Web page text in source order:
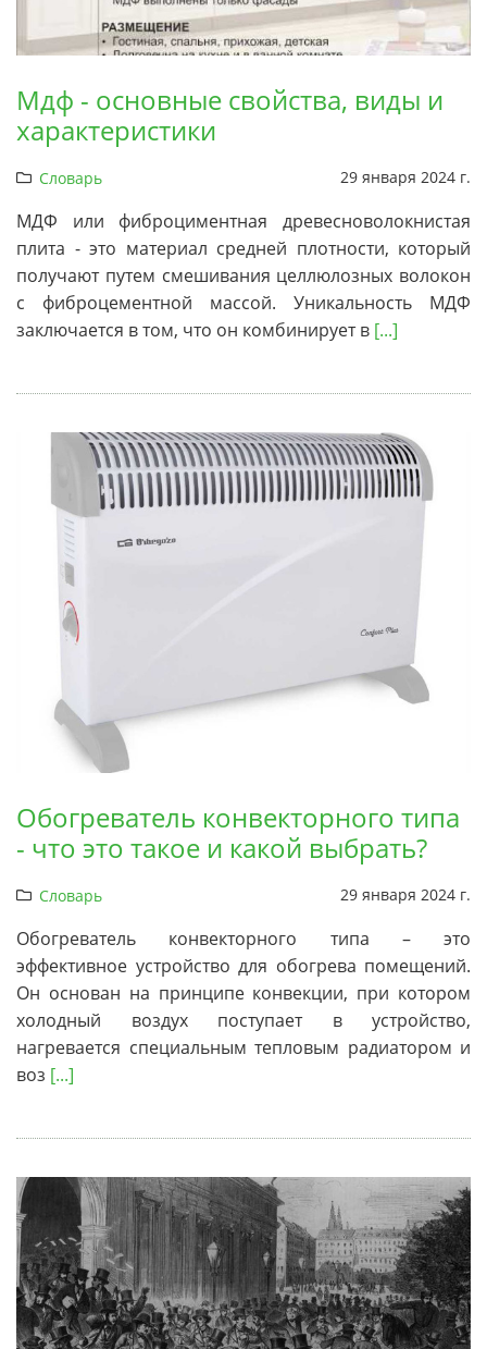
Мдф - основные свойства, виды и
характеристики
Словарь 29 января 2024 г.
МДФ или фиброциментная древесноволокнистая
плита - это материал средней плотности, который
получают путем смешивания целлюлозных волокон
с фиброцементной массой. Уникальность МДФ
заключается в том, что он комбинирует в [...]
Обогреватель конвекторного типа
- что это такое и какой выбрать?
Словарь 29 января 2024 г.
Обогреватель конвекторного типа – это
эффективное устройство для обогрева помещений.
Он основан на принципе конвекции, при котором
холодный воздух поступает в устройство,
нагревается специальным тепловым радиатором и
воз [...]